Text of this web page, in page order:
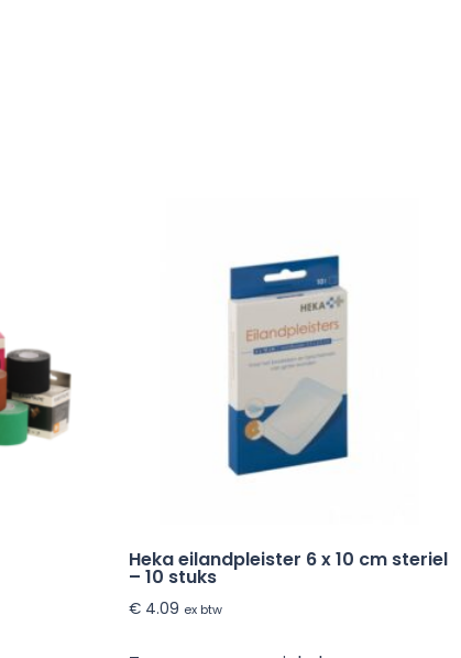
Heka eilandpleister 6 x 10 cm steriel
– 10 stuks
€ 4.09 ex btw